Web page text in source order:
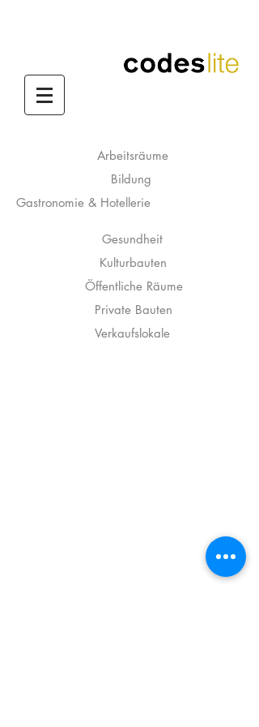
Arbeitsräume
Bildung
Gastronomie & Hotellerie
Gesundheit
Kulturbauten
Öffentliche Räume
Private Bauten
Verkaufslokale